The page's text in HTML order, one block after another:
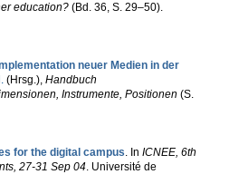
education?(Bd. 36, S. 29–50).
neuer Medien in der
(Hrsg.), Handbuch
Instrumente, Positionen (S.
for the digital campus. In ICNEE, 6th
27-31 Sep 04. Université de